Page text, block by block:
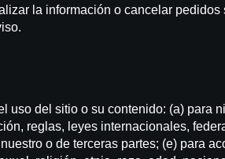
la información o cancelar pedidos
uso del sitio o su contenido: (a) para
reglas, leyes internacionales,
o de terceras partes; (e) para